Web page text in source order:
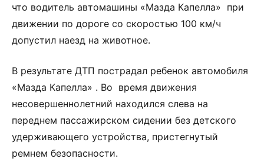
что водитель автомашины «Мазда Капелла» при
движении по дороге со скоростью 100 км/ч
допустил наезд на животное.
В результате ДТП пострадал ребенок автомобиля
«Мазда Капелла» . Во время движения
несовершеннолетний находился слева на
переднем пассажирском сидении без детского
удерживающего устройства, пристегнутый
ремнем безопасности.